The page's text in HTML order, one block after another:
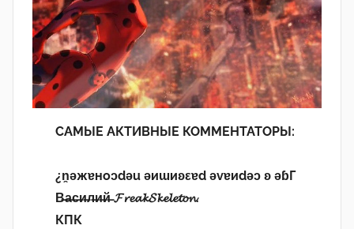
САМЫЕ АКТИВНЫЕ КОММЕНТАТОРЫ:
¿n̯ǝжɐноɔdǝu ǝиɯиʚεɐd ǝvɐиdǝɔ ʚ ǝɓГ
В̶а̶с̶и̶л̶и̶й̶ 𝓕𝓻𝓮𝓪𝓴𝓢𝓴𝓮𝓵𝓮𝓽𝓸𝓷.
КПК